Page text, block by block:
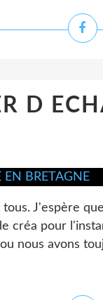
D
J'espère
créa pour
nous avons